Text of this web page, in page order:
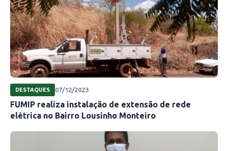
DESTAQUES 07/12/2023
FUMIP realiza instalação de extensão de rede
elétrica no Bairro Lousinho Monteiro